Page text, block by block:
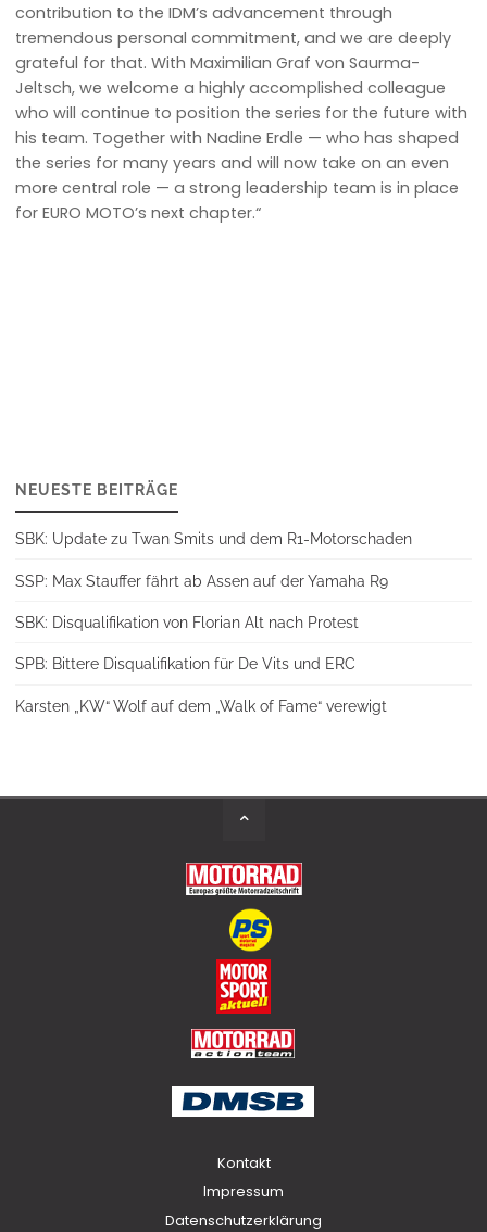
contribution to the IDM’s advancement through
tremendous personal commitment, and we are deeply
grateful for that. With Maximilian Graf von Saurma-
Jeltsch, we welcome a highly accomplished colleague
who will continue to position the series for the future with
his team. Together with Nadine Erdle — who has shaped
the series for many years and will now take on an even
more central role — a strong leadership team is in place
for EURO MOTO’s next chapter.“
NEUESTE BEITRÄGE
SBK: Update zu Twan Smits und dem R1-Motorschaden
SSP: Max Stauffer fährt ab Assen auf der Yamaha R9
SBK: Disqualifikation von Florian Alt nach Protest
SPB: Bittere Disqualifikation für De Vits und ERC
Karsten „KW“ Wolf auf dem „Walk of Fame“ verewigt
Kontakt
Impressum
Datenschutzerklärung
Back